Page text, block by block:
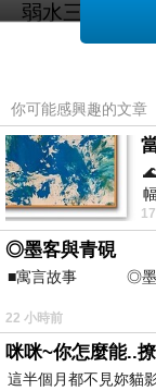
弱水三千,何
只要夠多的
那辦公室裏那
呢?
“那當然是三
J和我不約而
“不必磨豆、煮
“一打比別人一
“喝時一口而
“對咖啡因中
要當成一輩子
你可能感興趣的文章
◎墨客與青硯
■寓言故事 ◎墨
⊕潘
的墨客，在京城的古玩
22 小時前
咪咪~你怎麼能..
這半個月都不見妳貓